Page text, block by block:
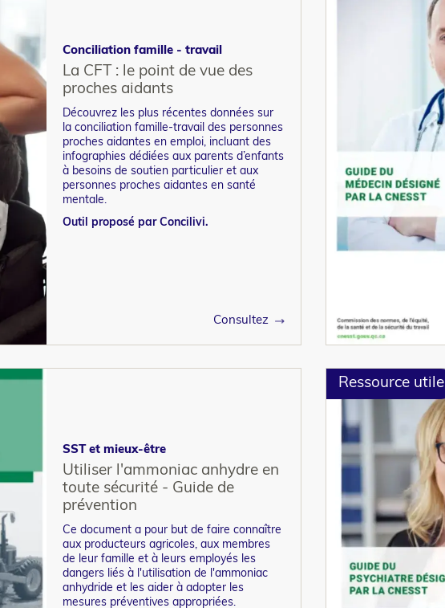
Conciliation famille - travail
La CFT : le point de vue des
proches aidants
Découvrez les plus récentes données sur
la conciliation famille-travail des personnes
proches aidantes en emploi, incluant des
infographies dédiées aux parents d’enfants
à besoins de soutien particulier et aux
personnes proches aidantes en santé
mentale.
Outil proposé par Concilivi.
Consultez
SST et mieux-être
Utiliser l'ammoniac anhydre en
toute sécurité - Guide de
prévention
Ce document a pour but de faire connaître
aux producteurs agricoles, aux membres
de leur famille et à leurs employés les
dangers liés à l'utilisation de l'ammoniac
anhydride et les aider à adopter les
mesures préventives appropriées.
Ressource utile